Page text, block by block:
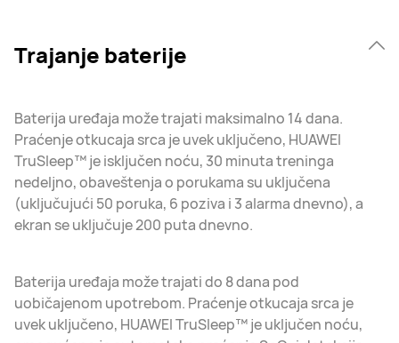
Trajanje baterije
Baterija uređaja može trajati maksimalno 14 dana.
Praćenje otkucaja srca je uvek uključeno, HUAWEI
TruSleep™ je isključen noću, 30 minuta treninga
nedeljno, obaveštenja o porukama su uključena
(uključujući 50 poruka, 6 poziva i 3 alarma dnevno), a
ekran se uključuje 200 puta dnevno.
Baterija uređaja može trajati do 8 dana pod
uobičajenom upotrebom. Praćenje otkucaja srca je
uvek uključeno, HUAWEI TruSleep™ je uključen noću,